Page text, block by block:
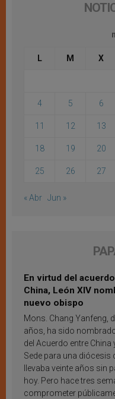
L M X
4 5 6
11 12 13
18 19 20
25 26 27
« Abr Jun »
En virtud del
China, León XIV
nuevo obispo
Mons. Chang Yanfeng,
años, ha sido
del Acuerdo entre China
Sede para una diócesis
llevaba veinte años sin
hoy. Pero hace tres
comprometer